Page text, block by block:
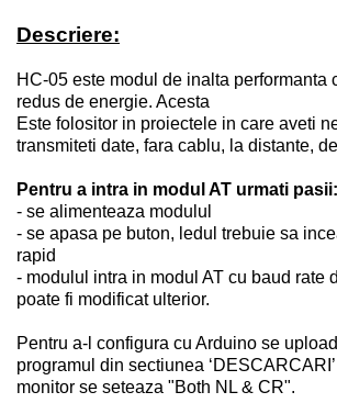
Descriere:
HC-05 este modul de inalta performanta
redus de energie. Acesta
Este folositor in proiectele in care aveti
transmiteti date, fara cablu, la distante,
Pentru a intra in modul AT urmati pasii:
- se alimenteaza modulul
- se apasa pe buton, ledul trebuie sa
rapid
- modulul intra in modul AT cu baud rate
poate fi modificat ulterior.
Pentru a-l configura cu Arduino se
programul din sectiunea
monitor se seteaza "Both NL & CR".